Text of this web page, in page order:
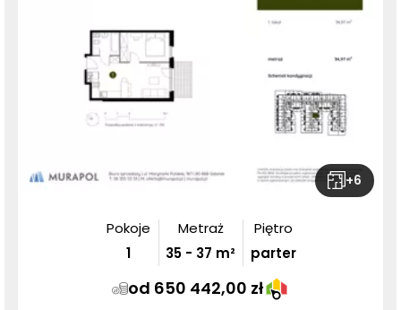
+6
Pokoje
1
Metraż
35 - 37 m²
Piętro
parter
od 650 442,00 zł